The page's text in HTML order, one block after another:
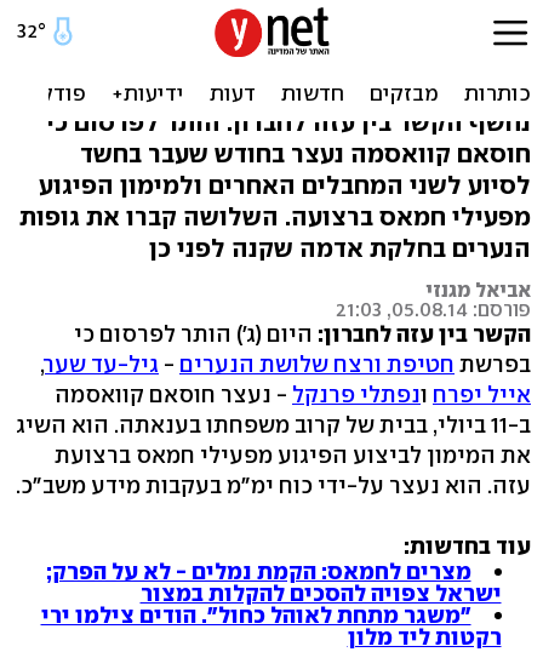
עצור בחשד לרצח 3 הנערים:
השיג מימון מעזה
נחשף הקשר בין עזה לחברון: הותר לפרסום כי
חוסאם קוואסמה נעצר בחודש שעבר בחשד
לסיוע לשני המחבלים האחרים ולמימון הפיגוע
מפעילי חמאס ברצועה. השלושה קברו את גופות
הנערים בחלקת אדמה שקנה לפני כן
אביאל מגנזי
פורסם: 05.08.14, 21:03
הקשר בין עזה לחברון: היום (ג') הותר לפרסום כי
בפרשת חטיפת ורצח שלושת הנערים - גיל-עד שער,
אייל יפרח ונפתלי פרנקל - נעצר חוסאם קוואסמה
ב-11 ביולי, בבית של קרוב משפחתו בענאתה. הוא השיג
את המימון לביצוע הפיגוע מפעילי חמאס ברצועת
עזה. הוא נעצר על-ידי כוח ימ"מ בעקבות מידע משב"כ.
עוד בחדשות:
מצרים לחמאס: הקמת נמלים - לא על הפרק;
ישראל צפויה להסכים להקלות במצור
"משגר מתחת לאוהל כחול". הודים צילמו ירי
רקטות ליד מלון